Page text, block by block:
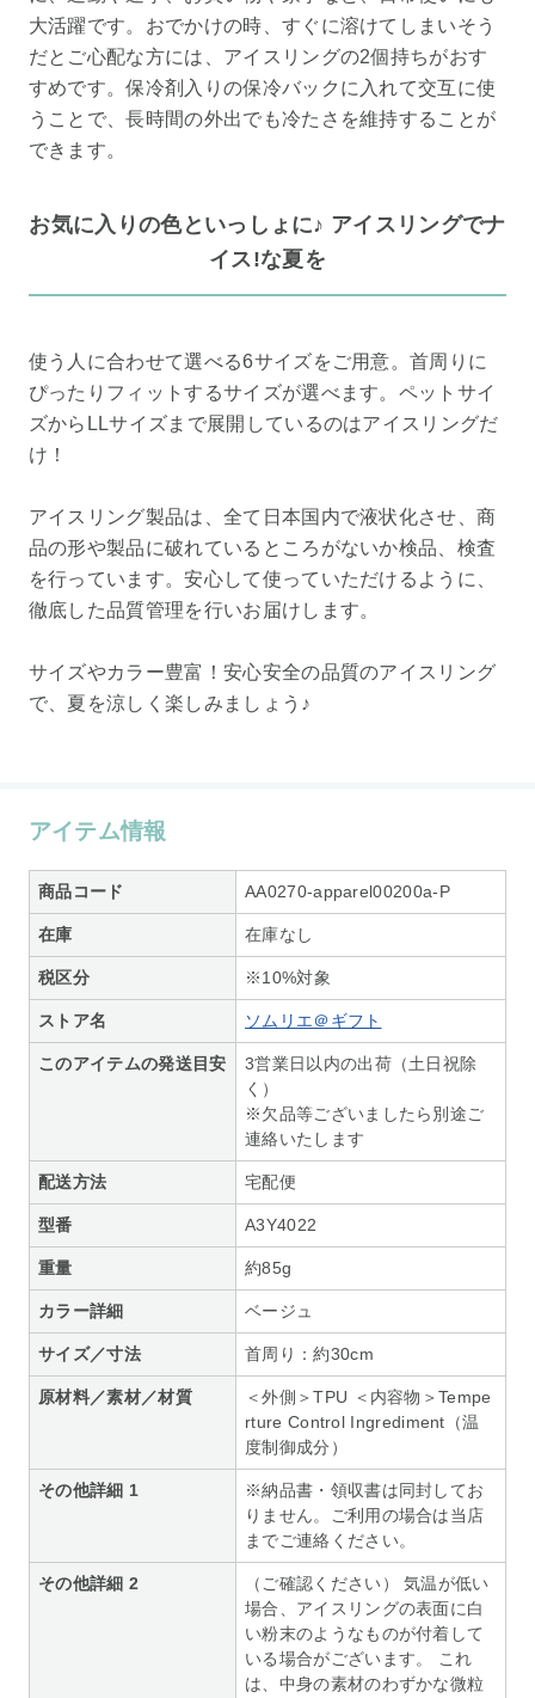
大活躍です。おでかけの時、すぐに溶けてしまいそう
だとご心配な方には、アイスリングの2個持ちがおす
すめです。保冷剤入りの保冷バックに入れて交互に使
うことで、長時間の外出でも冷たさを維持することが
できます。
お気に入りの色といっしょに♪ アイスリングでナ
イス!な夏を
使う人に合わせて選べる6サイズをご用意。首周りに
ぴったりフィットするサイズが選べます。ペットサイ
ズからLLサイズまで展開しているのはアイスリングだ
け！
アイスリング製品は、全て日本国内で液状化させ、商
品の形や製品に破れているところがないか検品、検査
を行っています。安心して使っていただけるように、
徹底した品質管理を行いお届けします。
サイズやカラー豊富！安心安全の品質のアイスリング
で、夏を涼しく楽しみましょう♪
アイテム情報
商品コード AA0270-apparel00200a-P
在庫 在庫なし
税区分 ※10%対象
ストア名 ソムリエ＠ギフト
このアイテムの発送目安
3営業日以内の出荷（土日祝除
く）
※欠品等ございましたら別途ご
連絡いたします
配送方法 宅配便
型番 A3Y4022
重量 約85g
カラー詳細 ベージュ
サイズ／寸法 首周り：約30cm
原材料／素材／材質
＜外側＞TPU ＜内容物＞Tempe
rture Control Ingrediment（温
度制御成分）
その他詳細 1
※納品書・領収書は同封してお
りません。ご利用の場合は当店
までご連絡ください。
その他詳細 2
（ご確認ください） 気温が低い
場合、アイスリングの表面に白
い粉末のようなものが付着して
いる場合がございます。 これ
は、中身の素材のわずかな微粒